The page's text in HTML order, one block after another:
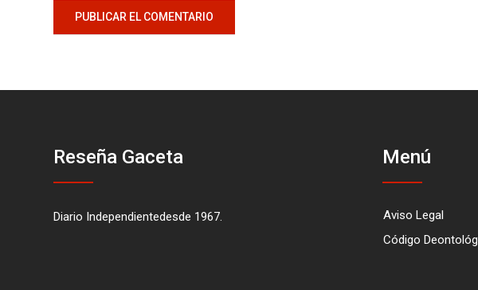
Reseña Gaceta
Diario Independientedesde 1967.
Menú
Aviso Legal
Código